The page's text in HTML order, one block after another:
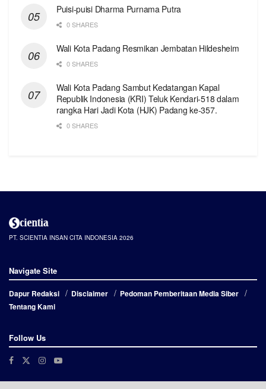
Puisi-puisi Dharma Purnama Putra
0 SHARES
Wali Kota Padang Resmikan Jembatan Hildesheim
0 SHARES
Wali Kota Padang Sambut Kedatangan Kapal
Republik Indonesia (KRI) Teluk Kendari-518 dalam
rangka Hari Jadi Kota (HJK) Padang ke-357.
0 SHARES
PT. SCIENTIA INSAN CITA INDONESIA 2026
Navigate Site
Dapur Redaksi Disclaimer
Pedoman Pemberitaan Media Siber
Tentang Kami
Follow Us